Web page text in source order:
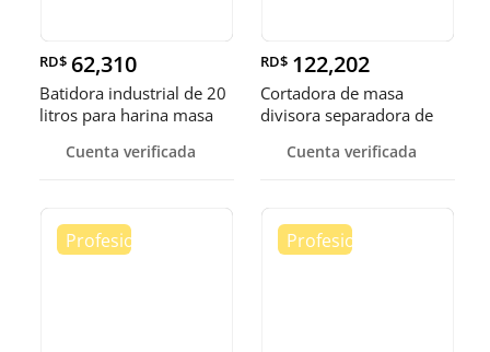
RD$ 62,310
Batidora industrial de 20
litros para harina masa
Cuenta verificada
RD$ 122,202
Cortadora de masa
divisora separadora de
Cuenta verificada